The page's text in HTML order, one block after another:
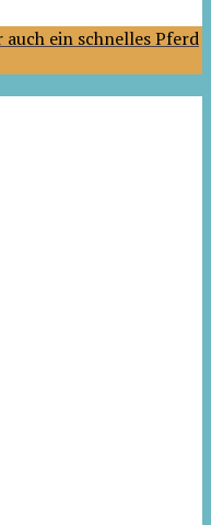
ein schnelles Pferd